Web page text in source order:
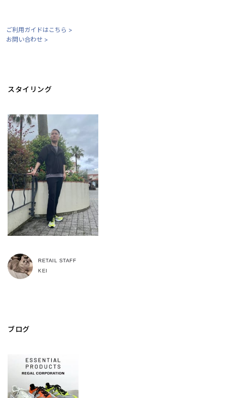
ご利用ガイドはこちら >
お問い合わせ >
スタイリング
RETAIL STAFF
KEI
ブログ